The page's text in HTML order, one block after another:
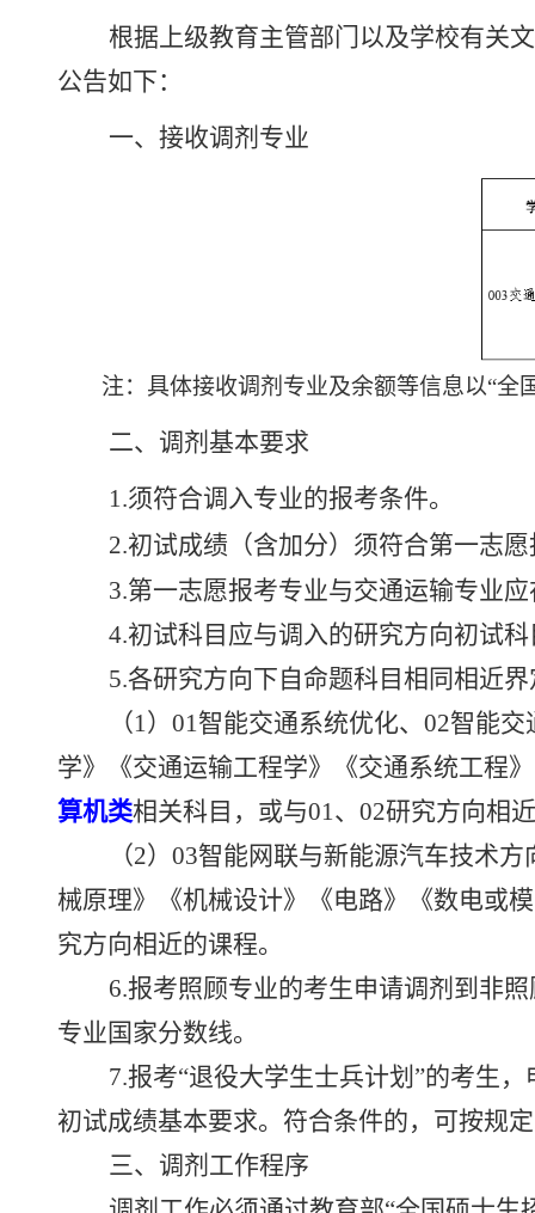
根据上级教育主管部门以及学校有关
公告如下：
一、接收调剂专业
注： 具体接收调剂专业及余额等信息以“全
二、调剂基本要求
1.须符合调入专业的报考条件。
2.初试成绩 （含加分） 须符合第一志
3.第一志愿报考专业与交通运输专业
4.初试科目应与调入的研究方向初试
5.各研究方向下自命题科目相同相近界
（1） 01智能交通系统优化、 02智能交
学》《交通运输工程学》《交通系统工程
算机类相关科目，或与01、 02研究方向相
（2） 03智能网联与新能源汽车技术
械原理》《机械设计》《电路》《数电或
究方向相近的课程。
6.报考照顾专业的考生申请调剂到非
专业国家分数线。
7.报考“退役大学生士兵计划”的考生
初试成绩基本要求。符合条件的，可按规
三、调剂 工作程序